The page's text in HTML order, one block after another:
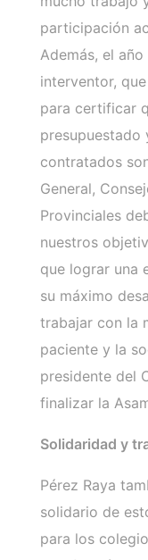
participación
Además, el
interventor,
para certificar
presupuestado
contratados
General,
Provinciales
nuestros
que lograr una
su máximo
trabajar con la
paciente y la
presidente del
finalizar la
Solidaridad y
Pérez Raya
solidario de
para los